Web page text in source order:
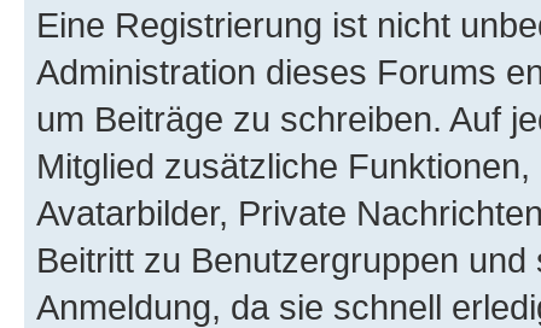
Eine Registrierung ist nicht
Administration dieses Forums
um Beiträge zu schreiben. Auf
Mitglied zusätzliche
Avatarbilder, Private
Beitritt zu Benutzergruppen
Anmeldung, da sie schnell